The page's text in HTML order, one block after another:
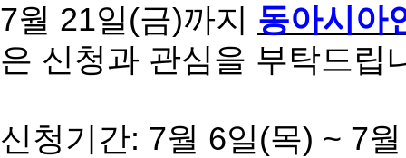
7월 21일(금)까지 동아시아
은 신청과 관심을 부탁드
신청기간: 7월 6일(목) ~ 7